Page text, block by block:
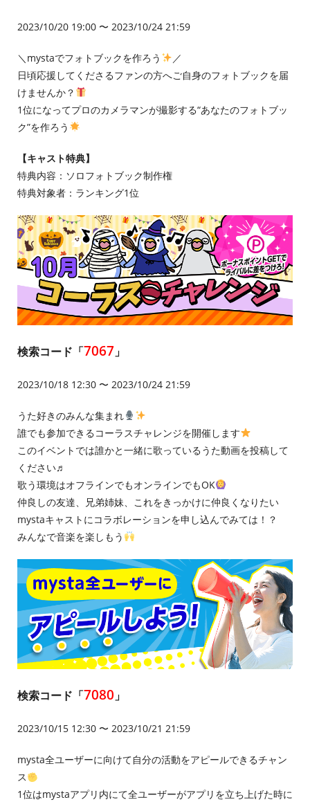
2023/10/20 19:00 〜 2023/10/24 21:59
＼mystaでフォトブックを作ろう
／
日頃応援してくださるファンの方へご自身のフォトブックを届
けませんか？
1位になってプロのカメラマンが撮影する“あなたのフォトブッ
ク”を作ろう
【キャスト特典】
特典内容：ソロフォトブック制作権
特典対象者：ランキング1位
検索コード「7067 」
2023/10/18 12:30 〜 2023/10/24 21:59
うた好きのみんな集まれ
誰でも参加できるコーラスチャレンジを開催します
このイベントでは誰かと一緒に歌っているうた動画を投稿して
ください♬
歌う環境はオフラインでもオンラインでもOK
仲良しの友達、兄弟姉妹、これをきっかけに仲良くなりたい
mystaキャストにコラボレーションを申し込んでみては！？
みんなで音楽を楽しもう
検索コード「7080 」
2023/10/15 12:30 〜 2023/10/21 21:59
mysta全ユーザーに向けて自分の活動をアピールできるチャン
ス
1位はmystaアプリ内にて全ユーザーがアプリを立ち上げた時に